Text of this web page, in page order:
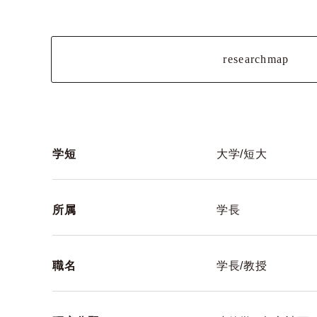
researchmap
学短 大学/短大
所属 学長
職名 学長/教授